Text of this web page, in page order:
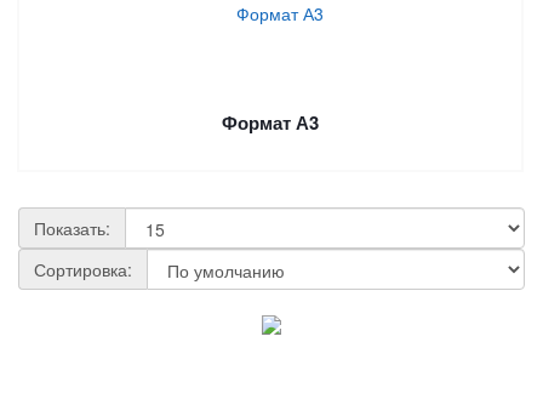
Формат А3
Показать:
Сортировка: